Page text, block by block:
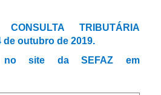
TRIBUTÁRIA
de outubro de 2019.
no site da SEFAZ em